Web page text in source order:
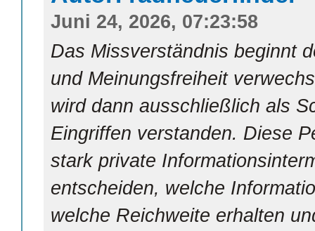
Juni 24, 2026, 07:23:58
Das Missverständnis beginnt
und Meinungsfreiheit
wird dann ausschließlich als
Eingriffen verstanden. Diese
stark private
entscheiden, welche
welche Reichweite erhalten